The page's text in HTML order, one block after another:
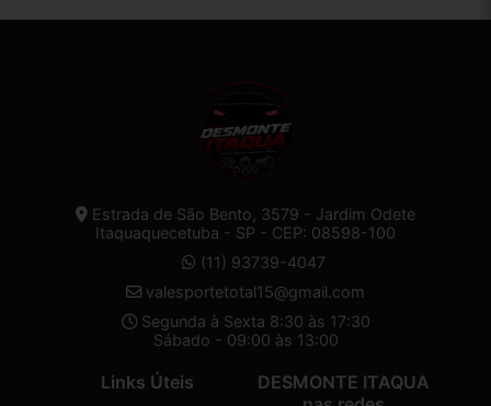
Estrada de São Bento, 3579 - Jardim Odete
Itaquaquecetuba - SP - CEP: 08598-100
(11) 93739-4047
valesportetotal15@gmail.com
Segunda à Sexta 8:30 às 17:30
Sábado - 09:00 às 13:00
Links Úteis
DESMONTE ITAQUA